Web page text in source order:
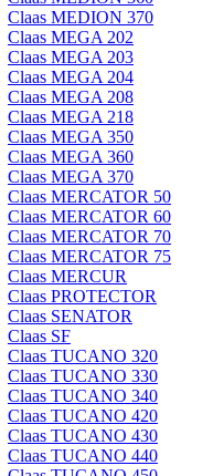
Claas MEDION 370
Claas MEGA 202
Claas MEGA 203
Claas MEGA 204
Claas MEGA 208
Claas MEGA 218
Claas MEGA 350
Claas MEGA 360
Claas MEGA 370
Claas MERCATOR 50
Claas MERCATOR 60
Claas MERCATOR 70
Claas MERCATOR 75
Claas MERCUR
Claas PROTECTOR
Claas SENATOR
Claas SF
Claas TUCANO 320
Claas TUCANO 330
Claas TUCANO 340
Claas TUCANO 420
Claas TUCANO 430
Claas TUCANO 440